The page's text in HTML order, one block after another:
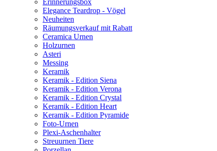
Erinnerungsbox
Elegance Teardrop - Vögel
Neuheiten
Räumungsverkauf mit Rabatt
Ceramica Urnen
Holzurnen
Asteri
Messing
Keramik
Keramik - Edition Siena
Keramik - Edition Verona
Keramik - Edition Crystal
Keramik - Edition Heart
Keramik - Edition Pyramide
Foto-Urnen
Plexi-Aschenhalter
Streuurnen Tiere